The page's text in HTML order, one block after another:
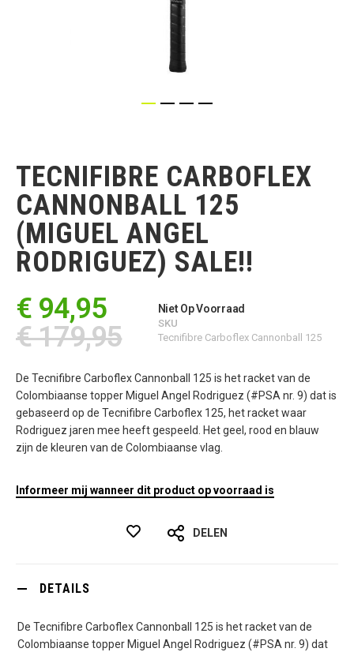
begin
van
de
afbeeldingen-
gallerij
TECNIFIBRE CARBOFLEX
CANNONBALL 125
(MIGUEL ANGEL
RODRIGUEZ) SALE!!
€ 94,95
€ 179,95
Niet Op Voorraad
SKU
Tecnifibre Carboflex Cannonball 125
De Tecnifibre Carboflex Cannonball 125 is het racket van de
Colombiaanse topper Miguel Angel Rodriguez (#PSA nr. 9) dat is
gebaseerd op de Tecnifibre Carboflex 125, het racket waar
Rodriguez jaren mee heeft gespeeld. Het geel, rood en blauw
zijn de kleuren van de Colombiaanse vlag.
Informeer mij wanneer dit product op voorraad is
DELEN
DETAILS
De Tecnifibre Carboflex Cannonball 125 is het racket van de
Colombiaanse topper Miguel Angel Rodriguez (#PSA nr. 9) dat